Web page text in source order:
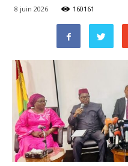
8 juin 2026 160161